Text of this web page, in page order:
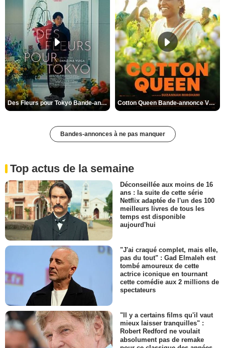
Des Fleurs pour Tokyo Bande-annonce VO STFR Cotton Queen Bande-annonce VO STFR
Bandes-annonces à ne pas manquer
Top actus de la semaine
Déconseillée aux moins de 16
ans : la suite de cette série
Netflix adaptée de l'un des 100
meilleurs livres de tous les
temps est disponible
aujourd'hui
"J'ai craqué complet, mais elle,
pas du tout" : Gad Elmaleh est
tombé amoureux de cette
actrice iconique en tournant
cette comédie aux 2 millions de
spectateurs
"Il y a certains films qu'il vaut
mieux laisser tranquilles" :
Robert Redford ne voulait
absolument pas de remake